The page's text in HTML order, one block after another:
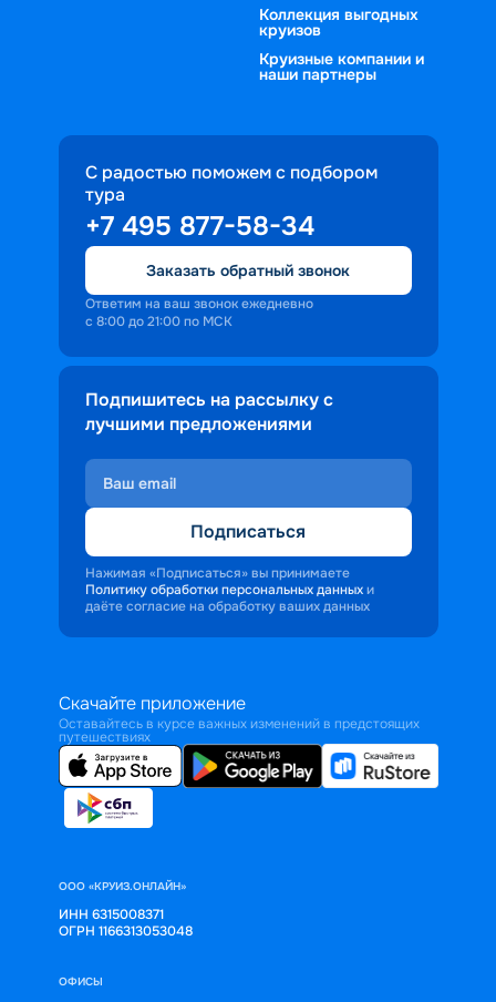
Коллекция выгодных
круизов
Круизные компании и
наши партнеры
С радостью поможем с подбором
тура
+7 495 877-58-34
Заказать обратный звонок
Ответим на ваш звонок ежедневно
с 8:00 до 21:00 по МСК
Подпишитесь на рассылку с
лучшими предложениями
Подписаться
Нажимая «Подписаться» вы принимаете
Политику обработки персональных данных и
даёте согласие на обработку ваших данных
Скачайте приложение
Оставайтесь в курсе важных изменений в предстоящих
путешествиях
ООО «КРУИЗ.ОНЛАЙН»
ИНН 6315008371
ОГРН 1166313053048
ОФИСЫ